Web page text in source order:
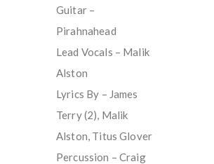
Guitar –
Pirahnahead
Lead Vocals – Malik
Alston
Lyrics By – James
Terry (2), Malik
Alston, Titus Glover
Percussion – Craig